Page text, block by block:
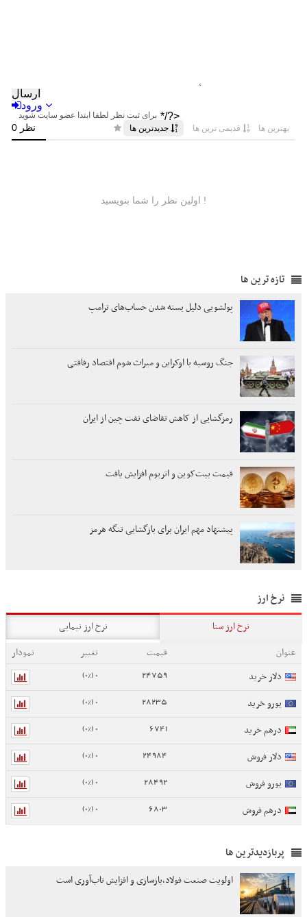
تازه ترین ها
پولشویی دلیل بسته شدن حساب‌های ترامپ
جنگ روسیه با اوکراین و میراث شوم اقتصاد رفاقتی
رمزگشایی از کاهش تقاضای نفت چین از ایران
قیمت بیت‌کوین و اتریوم افزایش یافت
پیشنهاد مهم ایران برای بازگشایی تنگه هرمز
نرخ ارز
نرخ ارز سنا
نرخ ارز نیمایی
عنوان
قیمت تغییر
نمودار
دلار خرید
24759
0 (0%)
یورو خرید 28235
0 (0%)
درهم خرید 6741
0 (0%)
دلار فروش 24984
0 (0%)
یورو فروش 28492
0 (0%)
درهم فروش 6803
0 (0%)
پربازدیدترین ها
اولویت صنعت فولاد،بازسازی و افزایش تاب‌آوری است